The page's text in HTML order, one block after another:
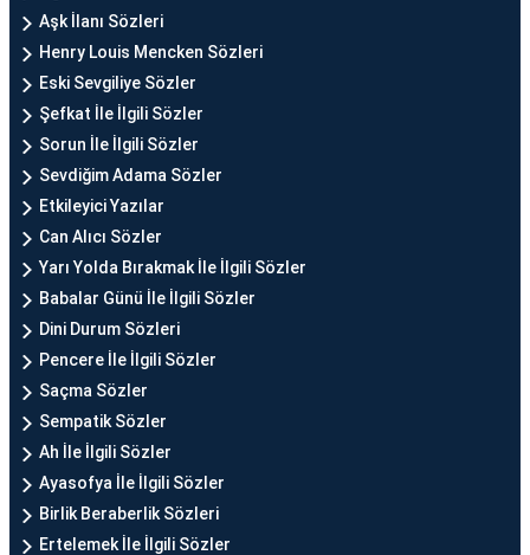
Aşk İlanı Sözleri
Henry Louis Mencken Sözleri
Eski Sevgiliye Sözler
Şefkat İle İlgili Sözler
Sorun İle İlgili Sözler
Sevdiğim Adama Sözler
Etkileyici Yazılar
Can Alıcı Sözler
Yarı Yolda Bırakmak İle İlgili Sözler
Babalar Günü İle İlgili Sözler
Dini Durum Sözleri
Pencere İle İlgili Sözler
Saçma Sözler
Sempatik Sözler
Ah İle İlgili Sözler
Ayasofya İle İlgili Sözler
Birlik Beraberlik Sözleri
Ertelemek İle İlgili Sözler